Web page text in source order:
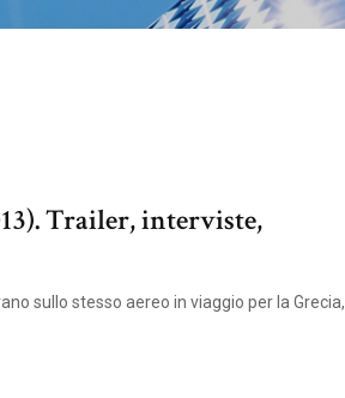
Trailer, interviste,
sullo stesso aereo in viaggio per la Grecia,